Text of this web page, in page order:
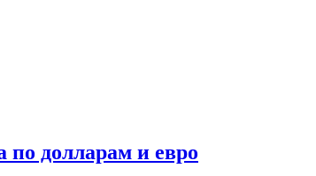
по долларам и евро